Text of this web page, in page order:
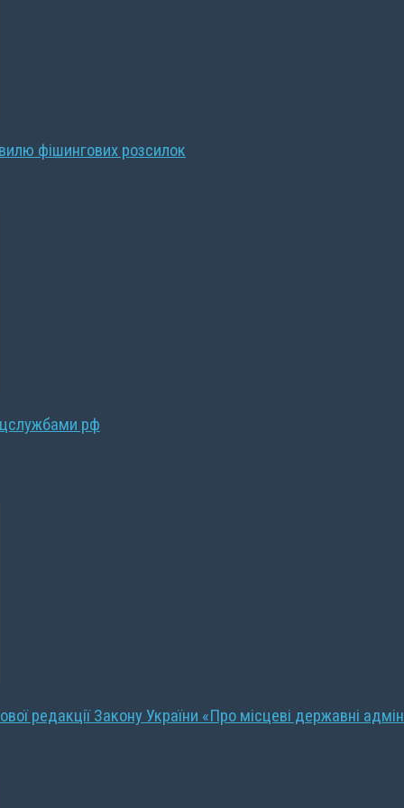
фішингових розсилок
рф
редакції Закону України «Про місцеві державні